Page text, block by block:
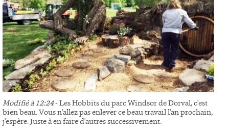
Modifié à 12:24- Les Hobbits du parc Windsor de Dorval, c'est
bien beau. Vous n'allez pas enlever ce beau travail l'an prochain,
j'espère. Juste à en faire d'autres successivement.